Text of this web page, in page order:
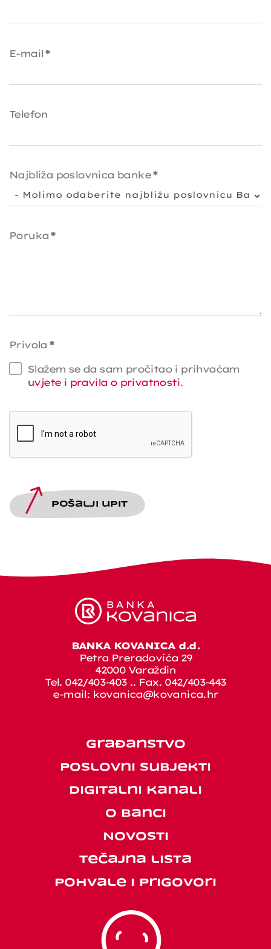
E-mail *
Telefon
Najbliža poslovnica banke *
Poruka *
Privola *
Slažem se da sam pročitao i prihvaćam
uvjete i pravila o privatnosti.
Pošalji upit
BANKA KOVANICA d.d.
Petra Preradovića 29
42000 Varaždin
Tel. 042/403-403 .. Fax. 042/403-443
e-mail: kovanica@kovanica.hr
Građanstvo
Poslovni subjekti
Digitalni kanali
O banci
Novosti
Tečajna lista
Pohvale i prigovori